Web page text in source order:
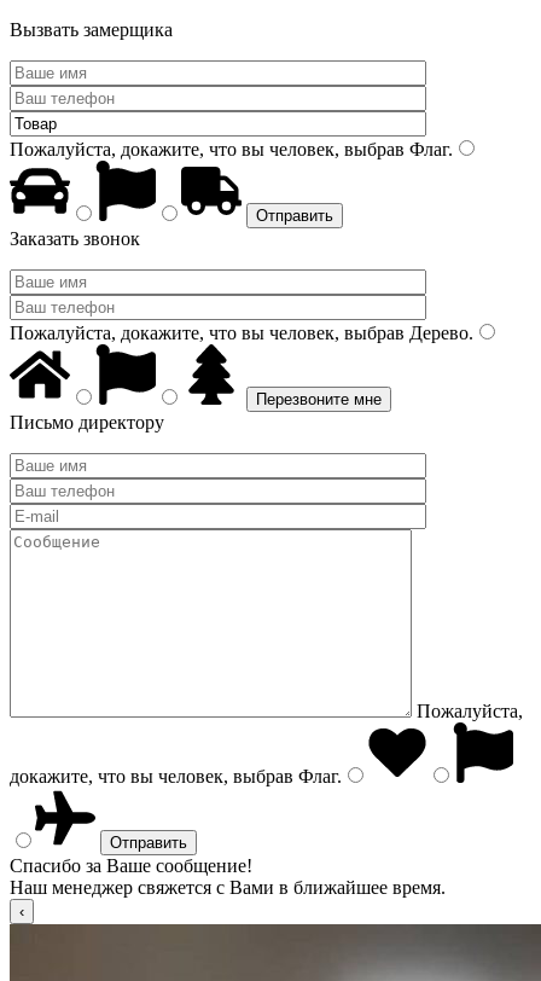
Вызвать замерщика
Пожалуйста, докажите, что вы человек, выбрав Флаг.
Заказать звонок
Пожалуйста, докажите, что вы человек, выбрав Дерево.
Письмо директору
Пожалуйста,
докажите, что вы человек, выбрав Флаг.
Спасибо за Ваше сообщение!
Наш менеджер свяжется с Вами в ближайшее время.